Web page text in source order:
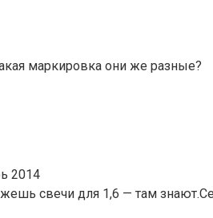
маркировка они же разные?
2014
свечи для 1,6 — там